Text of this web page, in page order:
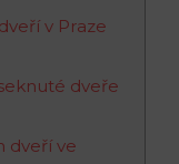
v Praze
dveře
dveří ve